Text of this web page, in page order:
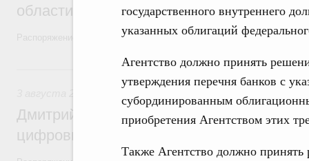
государственного внутреннего
указанных облигаций
Агентство должно принять
утверждения перечня банков с
субординированным
приобретения Агентством этих
Также Агентство должно принять
области в рамках федерального
Распоряжение от 3 августа 2026 года №2067-р
3 августа, понедельник
Дмитрий Григоренко возглавил штаб по
цифровых платформ